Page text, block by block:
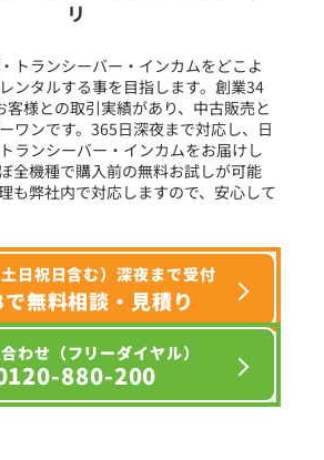
ード入力(製品名等)
条件をリセット
リ
トランシーバー・インカムをどこよ
ンタルする事を目指します。創業34
様との取引実績があり、中古販売と
ワンです。365日深夜まで対応し、日
ランシーバー・インカムをお届けし
全機種で購入前の無料お試しが可能
も弊社内で対応しますので、安心して
日祝日含む）深夜まで受付
無料相談・見積り
わせ（フリーダイヤル）
880-200